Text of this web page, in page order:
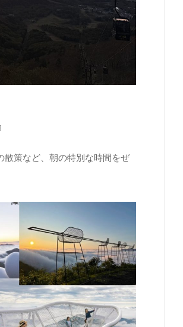
散策など、朝の特別な時間をぜ